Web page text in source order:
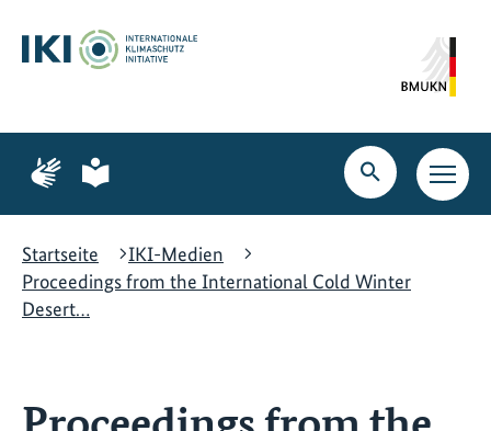
Hauptinhalt
springen
Suche
springen
Hauptnavigation
springen
Zur
Seite
Gebärdensprache
Zur
Seite
leichte
Suche
öffnen
Startseite
IKI-Medien
Proceedings from the International Cold Winter
Desert…